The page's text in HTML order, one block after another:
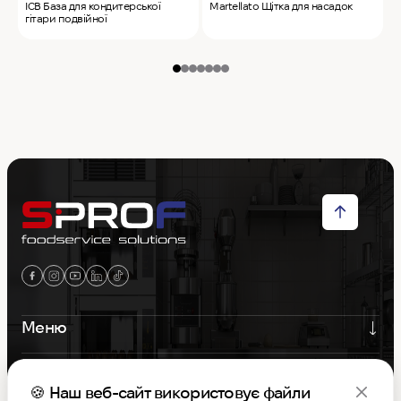
ICB База для кондитерської
гітари подвійної
Martellato Щітка для насадок
Меню
Контакти
🍪 Наш веб-сайт використовує файли